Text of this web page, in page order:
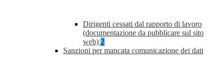
Dirigenti cessati dal rapporto di lavoro
(documentazione da pubblicare sul sito
web) 2
Sanzioni per mancata comunicazione dei dati